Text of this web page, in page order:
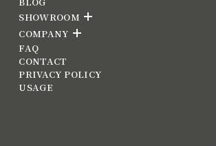
SHOWROOM
COMPANY
FAQ
CONTACT
PRIVACY POLICY
USAGE